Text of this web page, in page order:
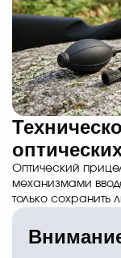
Оптический
механизмами
только сохранить